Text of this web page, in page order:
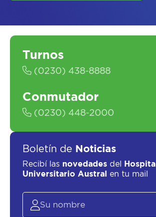
SOLICITAR UN ASESOR
Turnos
(0230) 438-8888
Conmutador
(0230) 448-2000
Boletín de Noticias
Recibí las novedades del
Hospital
Universitario Austral
en tu mail